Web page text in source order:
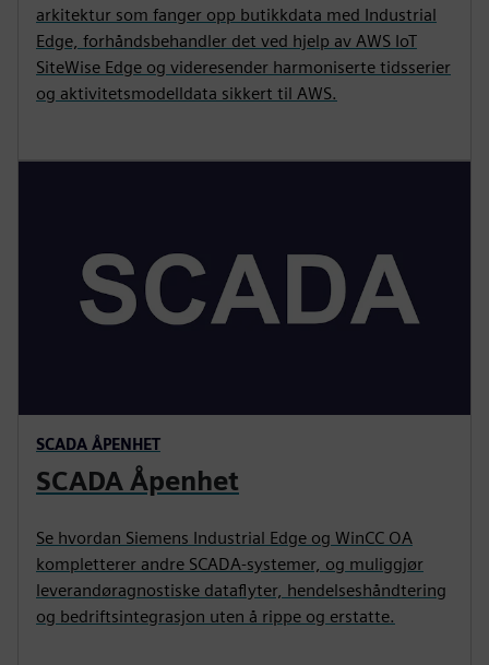
arkitektur som fanger opp butikkdata med Industrial
Edge, forhåndsbehandler det ved hjelp av AWS IoT
SiteWise Edge og videresender harmoniserte tidsserier
og aktivitetsmodelldata sikkert til AWS.
SCADA ÅPENHET
SCADA Åpenhet
Se hvordan Siemens Industrial Edge og WinCC OA
kompletterer andre SCADA-systemer, og muliggjør
leverandøragnostiske dataflyter, hendelseshåndtering
og bedriftsintegrasjon uten å rippe og erstatte.